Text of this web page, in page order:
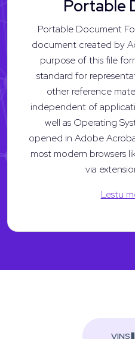
Portable
Portable Document
document created by
purpose of this file
standard for
other reference
independent of
well as Operating
opened in Adobe
most modern browsers
via
Lestu